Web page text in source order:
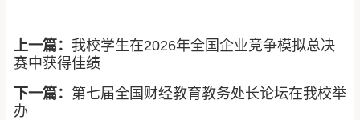
上一篇： 我校学生在2026年全国企业竞争模拟总决
赛中获得佳绩
下一篇： 第七届全国财经教育教务处长论坛在我校举
办